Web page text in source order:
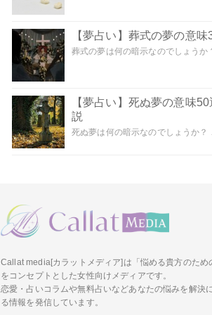
【夢占い】葬式の夢の意
葬式の夢は何の暗示なのでしょう
【夢占い】死ぬ夢の意味
説
死ぬ夢は何の暗示なのでしょうか
Callat media[カラットメディア]は「悩める貴方のため
をコンセプトとした女性向けメディアです。
恋愛・占いコラムや無料占いなどあなたの悩みを解決
る情報を発信しています。